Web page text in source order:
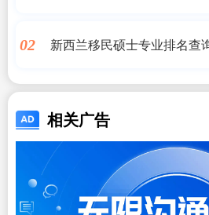
02
新西兰移民硕士专业排名查
怀大、维大)移民公司
相关广告